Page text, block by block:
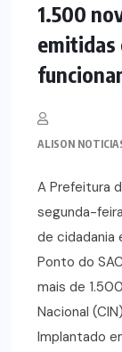
1.500
emitidas
ALISON
A Prefeitura
segunda-
de cidadania
Ponto do
mais de
Nacional
Implantado